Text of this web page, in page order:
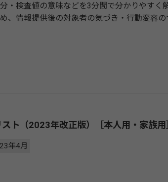
・検査値の意味などを3分間で分かりやすく
、情報提供後の対象者の気づき・行動変容
ト（2023年改正版）［本人用・家族
年4月